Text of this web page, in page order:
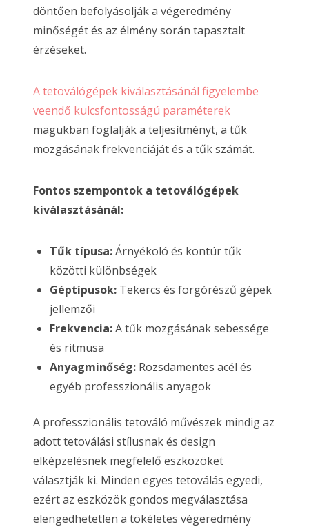
döntően befolyásolják a végeredmény
minőségét és az élmény során tapasztalt
érzéseket.
A tetoválógépek kiválasztásánál figyelembe
veendő kulcsfontosságú paraméterek
magukban foglalják a teljesítményt, a tűk
mozgásának frekvenciáját és a tűk számát.
Fontos szempontok a tetoválógépek
kiválasztásánál:
Tűk típusa:Árnyékoló és kontúr tűk
közötti különbségek
Géptípusok: Tekercs és forgórészű gépek
jellemzői
Frekvencia:A tűk mozgásának sebessége
és ritmusa
Anyagminőség: Rozsdamentes acél és
egyéb professzionális anyagok
A professzionális tetováló művészek mindig az
adott tetoválási stílusnak és design
elképzelésnek megfelelő eszközöket
választják ki. Minden egyes tetoválás egyedi,
ezért az eszközök gondos megválasztása
elengedhetetlen a tökéletes végeredmény